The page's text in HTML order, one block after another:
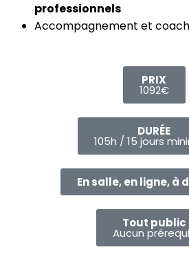
professionnels
Accompagnement et
PRIX
1092€
DURÉE
105h / 15 jours
En salle, en ligne, à
Tout public
Aucun